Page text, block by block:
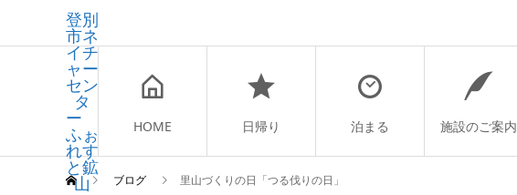
登別
市ネ
イチ
ャー
セン
タ
ー
ふぉ
れす
と鉱
山
HOME 日帰り 泊まる 施設のご案内
ブログ 里山づくりの日「つる伐りの日」